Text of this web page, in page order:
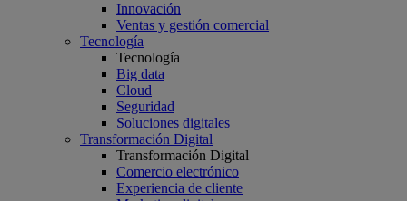
Innovación
Ventas y gestión comercial
Tecnología
Tecnología
Big data
Cloud
Seguridad
Soluciones digitales
Transformación Digital
Transformación Digital
Comercio electrónico
Experiencia de cliente